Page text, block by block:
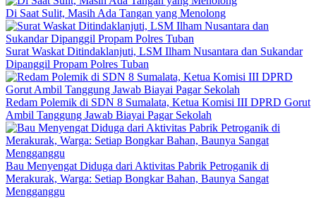
Di Saat Sulit, Masih Ada Tangan yang Menolong
Surat Waskat Ditindaklanjuti, LSM Ilham Nusantara dan Sukandar
Dipanggil Propam Polres Tuban
Redam Polemik di SDN 8 Sumalata, Ketua Komisi III DPRD Gorut
Ambil Tanggung Jawab Biayai Pagar Sekolah
Bau Menyengat Diduga dari Aktivitas Pabrik Petroganik di
Merakurak, Warga: Setiap Bongkar Bahan, Baunya Sangat
Mengganggu